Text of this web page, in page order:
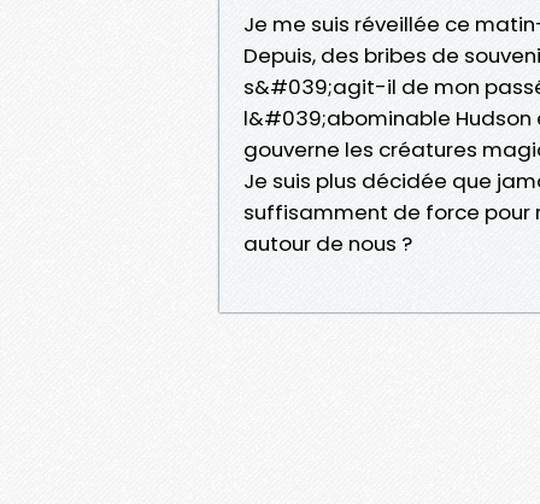
Je me suis réveillée ce
Depuis, des bribes de
s&#039;agit-il de mon
l&#039;abominable Hudson
gouverne les créatures
Je suis plus décidée que
suffisamment de force pour
autour de nous ?